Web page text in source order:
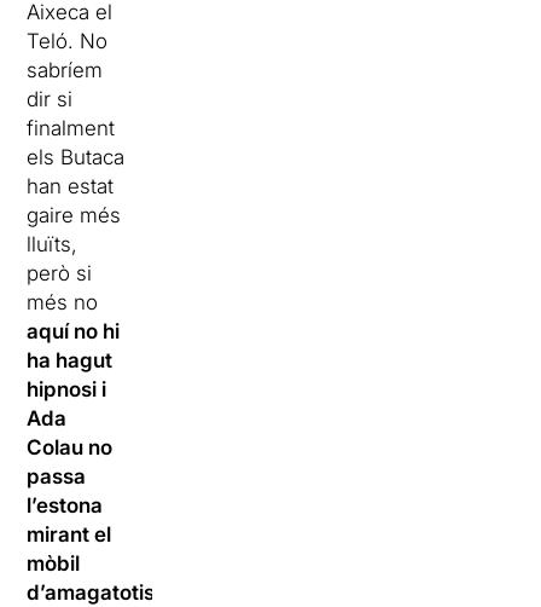
Aixeca el
Teló. No
sabríem
dir si
finalment
els Butaca
han estat
gaire més
lluïts,
però si
més no
aquí no hi
ha hagut
hipnosi i
Ada
Colau no
passa
l’estona
mirant el
mòbil
d’amagatotis